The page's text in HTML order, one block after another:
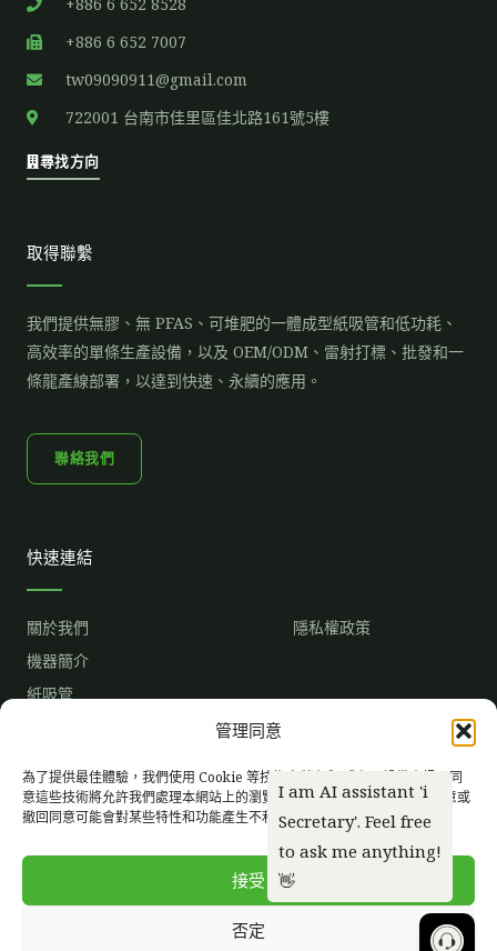
管理同意
為了提供最佳體驗，我們使用 Cookie 等技術來儲存和/或存取設備資訊。同
意這些技術將允許我們處理本網站上的瀏覽行為或唯一 ID 等資料。不同意或
撤回同意可能會對某些特性和功能產生不利影響。
接受
否定
+886 6 652 7007
tw09090911@gmail.com
722001 台南市佳里區佳北路161號5樓
尋找方向
取得聯繫
我們提供無膠、無 PFAS、可堆肥的一體成型紙吸管和低功耗、
高效率的單條生產設備，以及 OEM/ODM、雷射打標、批發和一
條龍產線部署，以達到快速、永續的應用。
聯絡我們
快速連結
關於我們
機器簡介
紙吸管
隱私權政策
臉 I
s
g
Y
u
b